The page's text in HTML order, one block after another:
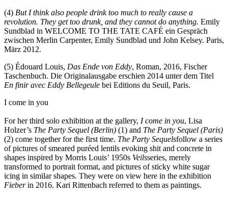
(4) But I think also people drink too much to really cause a
revolution. They get too drunk, and they cannot do anything. Emily
Sundblad in WELCOME TO THE TATE CAFÉ ein Gespräch
zwischen Merlin Carpenter, Emily Sundblad und John Kelsey. Paris,
März 2012.
(5) Édouard Louis, Das Ende von Eddy, Roman, 2016, Fischer
Taschenbuch. Die Originalausgabe erschien 2014 unter dem Titel
En finir avec Eddy Bellegeule bei Editions du Seuil, Paris.
I come in you
For her third solo exhibition at the gallery, I come in you, Lisa
Holzer’s The Party Sequel (Berlin) (1) and The Party Sequel (Paris)
(2) come together for the first time. The Party Sequelsfollow a series
of pictures of smeared puréed lentils evoking shit and concrete in
shapes inspired by Morris Louis’ 1950s Veilsseries, merely
transformed to portrait format, and pictures of sticky white sugar
icing in similar shapes. They were on view here in the exhibition
Fieberin 2016. Kari Rittenbach referred to them as paintings.